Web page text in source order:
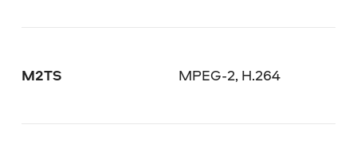
M2TS MPEG-2, H.264